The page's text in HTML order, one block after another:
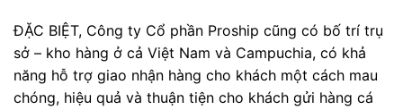
ĐẶC BIỆT, Công ty Cổ phần Proship cũng có bố trí trụ
sở – kho hàng ở cả Việt Nam và Campuchia, có khả
năng hỗ trợ giao nhận hàng cho khách một cách mau
chóng, hiệu quả và thuận tiện cho khách gửi hàng cá